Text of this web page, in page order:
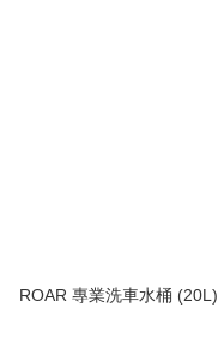
ROAR 專業洗車水桶 (20L)